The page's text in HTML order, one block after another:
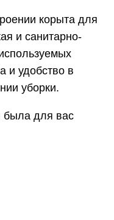
корыта для
и санитарно-
и удобство в
уборки.
была для вас